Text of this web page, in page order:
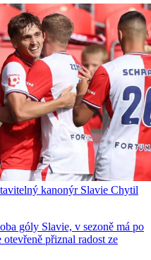
kanonýr Slavie Chytil
góly Slavie, v sezoně má po
přiznal radost ze